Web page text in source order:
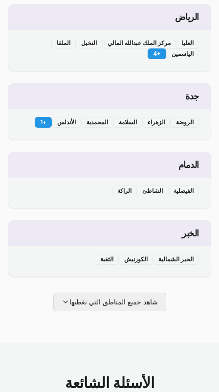
الرياض
العليا مركز الملك عبدالله المالي النخيل
الملقا
الياسمين
+
4
جدة
الروضة الزهراء السلامة المحمدية الأندلس +
1
الدمام
الفيصلية الشاطئ الراكة
الخبر
الخبر الشمالية الكورنيش الثقبة
شاهد جميع المناطق التي نغطيها
الأسئلة الشائعة